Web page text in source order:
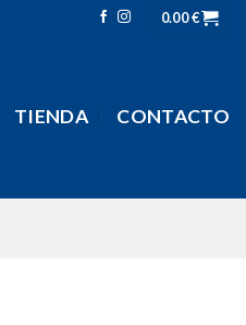
0.00€
TIENDA CONTACTO